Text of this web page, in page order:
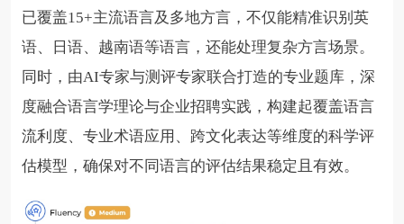
已覆盖15+主流语言及多地方言，不仅能精准识别英
语、日语、越南语等语言，还能处理复杂方言场景。
同时，由AI专家与测评专家联合打造的专业题库，深
度融合语言学理论与企业招聘实践，构建起覆盖语言
流利度、专业术语应用、跨文化表达等维度的科学评
估模型，确保对不同语言的评估结果稳定且有效。